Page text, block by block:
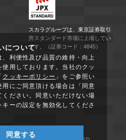
スカラグループは、東京証券取引
所スタンダード市場に上場してい
ます。（証券コード：4845）
について
、利便性及び品質の維持・向上
用しております。当社のクッ
クッキーポリシー 」をご参照い
にご同意頂ける場合は「同意
ださい。同意いただけない場
ーの設定を無効化してくださ
同意する